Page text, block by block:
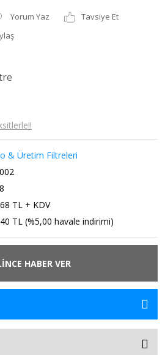
Yorum Yaz
Tavsiye Et
& Üretim Filtreleri
TL + KDV
TL (%5,00 havale indirimi)
HABER VER